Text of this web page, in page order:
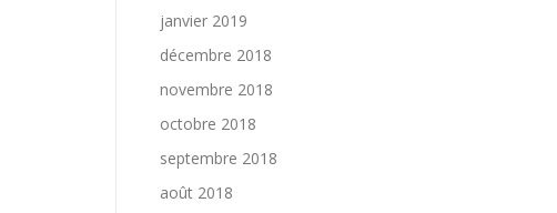
janvier 2019
décembre 2018
novembre 2018
octobre 2018
septembre 2018
août 2018